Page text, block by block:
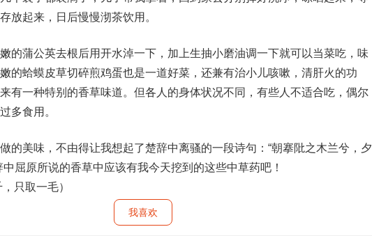
放起来，日后慢慢沏茶饮用。
蒲公英去根后用开水淖一下，加上生抽小磨油调一下就可以当菜吃，味
的蛤蟆皮草切碎煎鸡蛋也是一道好菜，还兼有治小儿咳嗽，清肝火的功
有一种特别的香草味道。但各人的身体状况不同，有些人不适合吃，偶尔
多食用。
美味，不由得让我想起了楚辞中离骚的一段诗句：“朝搴阰之木兰兮，夕
中屈原所说的香草中应该有我今天挖到的这些中草药吧！
只取一毛）
我喜欢